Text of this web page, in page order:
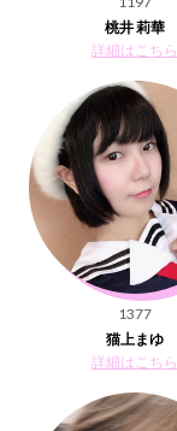
桃井 莉華
詳細はこちら
1377
猫上まゆ
詳細はこちら